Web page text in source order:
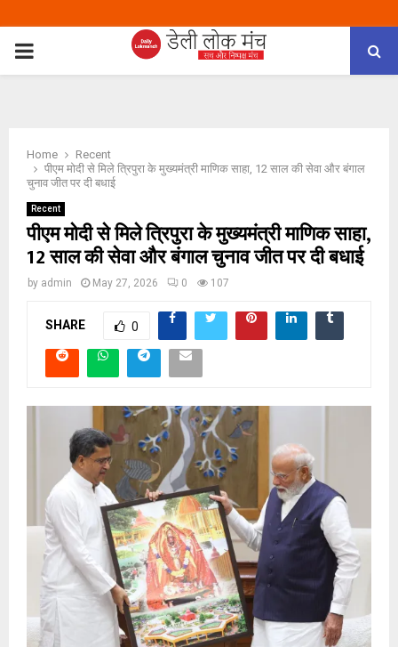
PRIMARY
Home
Recent
पीएम मोदी से मिले त्रिपुरा के मुख्यमंत्री माणिक साहा, 12 साल की सेवा और बंगाल
चुनाव जीत पर दी बधाई
Recent
पीएम मोदी से मिले त्रिपुरा के मुख्यमंत्री माणिक साहा,
12 साल की सेवा और बंगाल चुनाव जीत पर दी बधाई
by admin May 27, 2026 0 107
SHARE 0